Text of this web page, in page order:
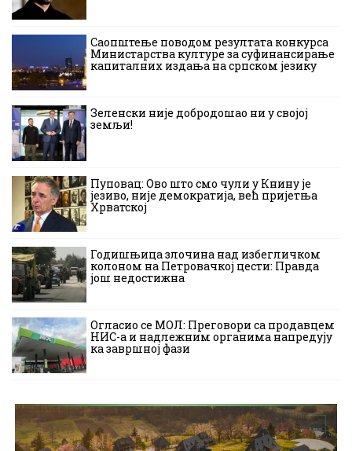
Саопштење поводом резултата конкурса
Министарства културе за суфинансирање
капиталних издања на српском језику
Зеленски није добродошао ни у својој
земљи!
Пуповац: Ово што смо чули у Книну је
језиво, није демократија, већ пријетња
Хрватској
Годишњица злочина над избегличком
колоном на Петровачкој цести: Правда
још недостижна
Огласио се МОЛ: Преговори са продавцем
НИС-а и надлежним органима напредују
ка завршној фази